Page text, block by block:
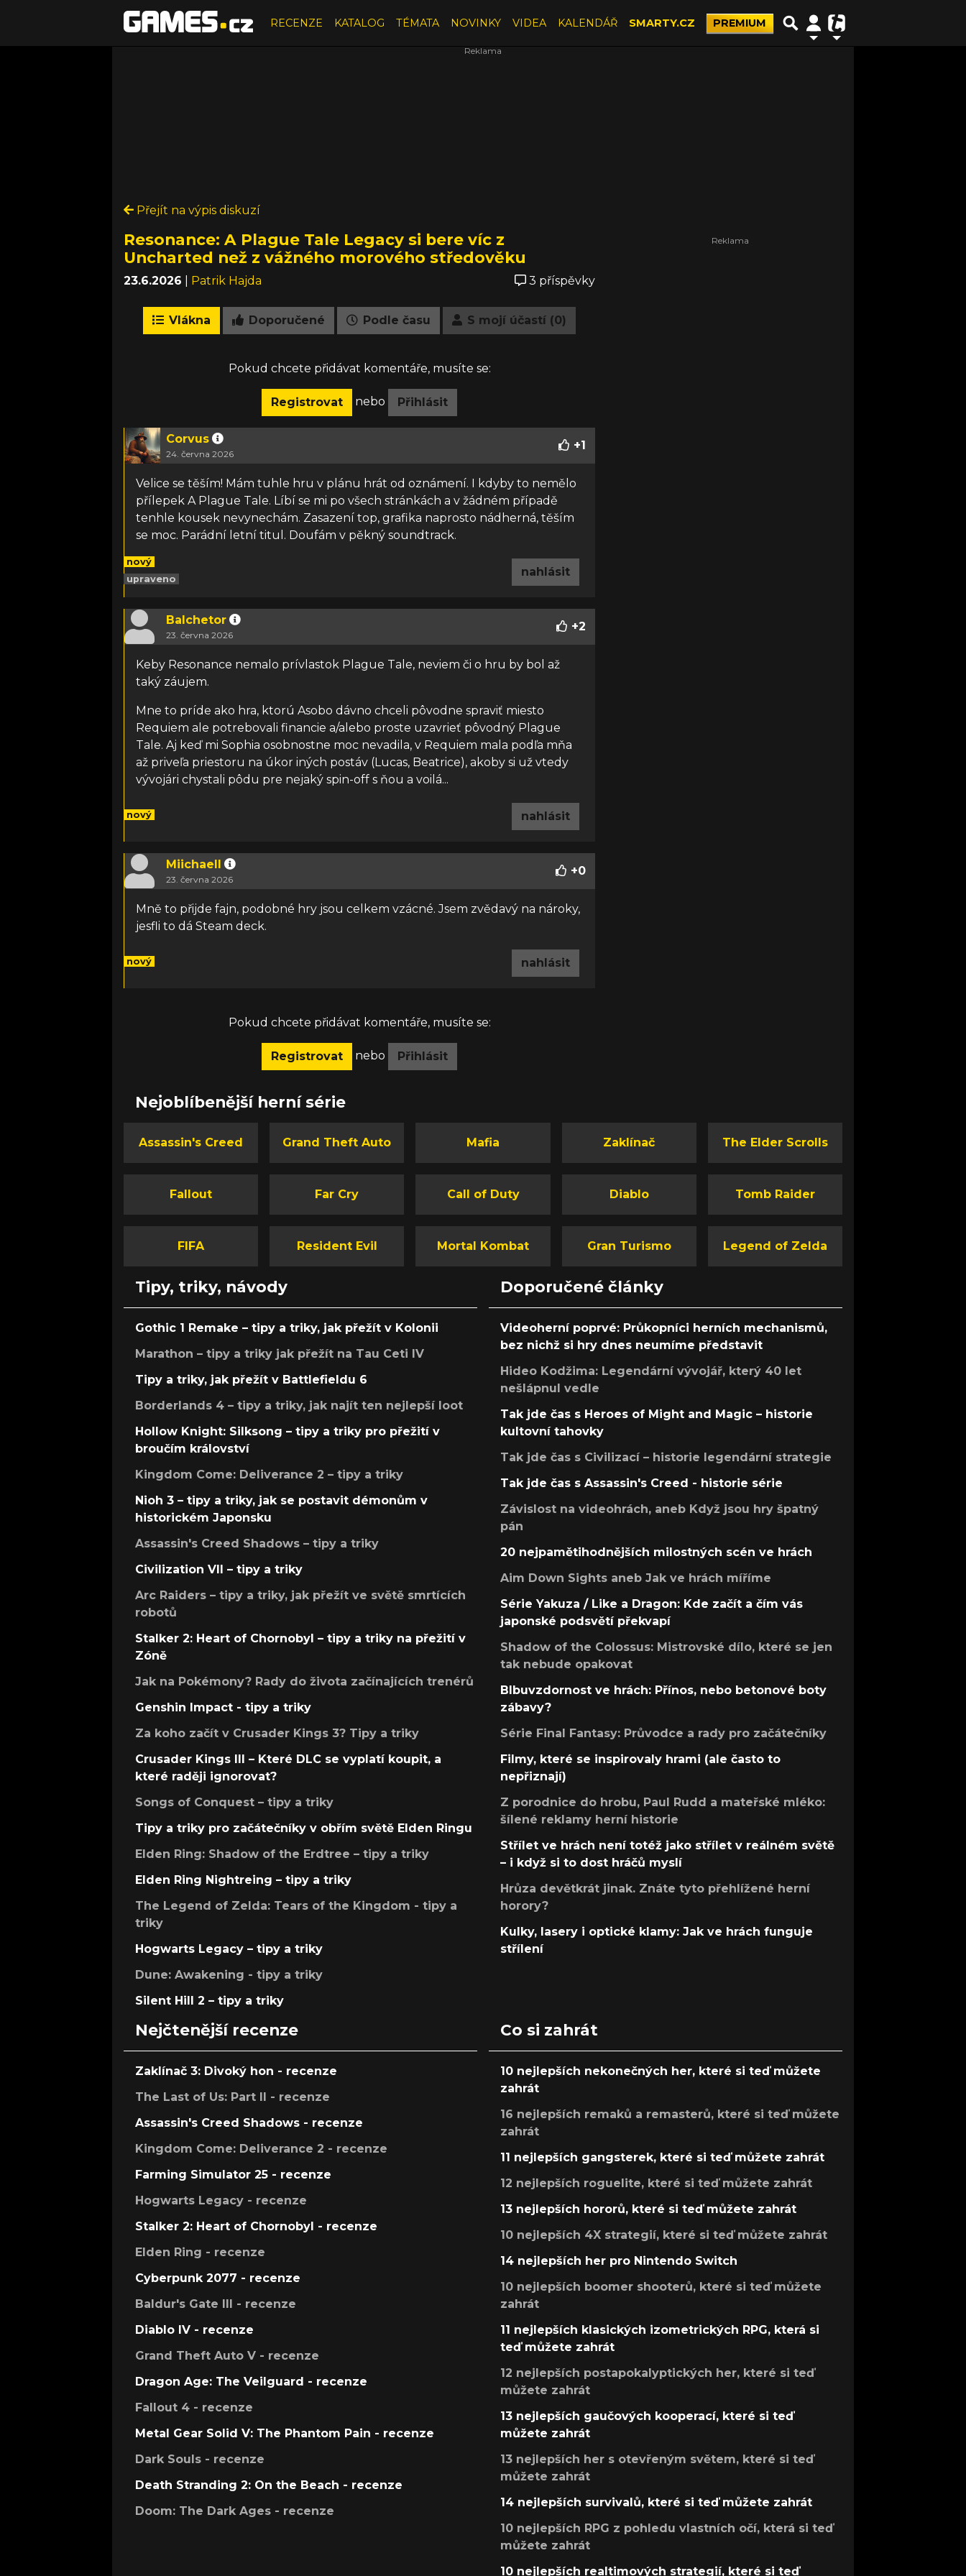
RECENZE KATALOG TÉMATA NOVINKY VIDEA KALENDÁŘ SMARTY.CZ PREMIUM
Přejít na výpis diskuzí
Resonance: A Plague Tale Legacy si bere víc z
Uncharted než z vážného morového středověku
23.6.2026 Patrik Hajda 3 příspěvky
Vlákna Doporučené Podle času S mojí účastí (0)
Pokud chcete přidávat komentáře, musíte se:
Registrovat nebo Přihlásit
Corvus
24. června 2026
+1
Velice se těším! Mám tuhle hru v plánu hrát od oznámení. I kdyby to nemělo
přílepek A Plague Tale. Líbí se mi po všech stránkách a v žádném případě
tenhle kousek nevynechám. Zasazení top, grafika naprosto nádherná, těším
se moc. Parádní letní titul. Doufám v pěkný soundtrack.
nový
upraveno
nahlásit
Balchetor
23. června 2026
+2
Keby Resonance nemalo prívlastok Plague Tale, neviem či o hru by bol až
taký záujem.
Mne to príde ako hra, ktorú Asobo dávno chceli pôvodne spraviť miesto
Requiem ale potrebovali financie a/alebo proste uzavrieť pôvodný Plague
Tale. Aj keď mi Sophia osobnostne moc nevadila, v Requiem mala podľa mňa
až priveľa priestoru na úkor iných postáv (Lucas, Beatrice), akoby si už vtedy
vývojári chystali pôdu pre nejaký spin-off s ňou a voilá...
nový nahlásit
Miichaell
23. června 2026
+0
Mně to přijde fajn, podobné hry jsou celkem vzácné. Jsem zvědavý na nároky,
jesfli to dá Steam deck.
nový nahlásit
Pokud chcete přidávat komentáře, musíte se:
Registrovat nebo Přihlásit
Nejoblíbenější herní série
Assassin's Creed Grand Theft Auto Mafia Zaklínač The Elder Scrolls
Fallout Far Cry Call of Duty Diablo Tomb Raider
FIFA Resident Evil Mortal Kombat Gran Turismo Legend of Zelda
Tipy, triky, návody
Gothic 1 Remake – tipy a triky, jak přežít v Kolonii
Marathon – tipy a triky jak přežít na Tau Ceti IV
Tipy a triky, jak přežít v Battlefieldu 6
Borderlands 4 – tipy a triky, jak najít ten nejlepší loot
Hollow Knight: Silksong – tipy a triky pro přežití v
broučím království
Kingdom Come: Deliverance 2 – tipy a triky
Nioh 3 – tipy a triky, jak se postavit démonům v
historickém Japonsku
Assassin's Creed Shadows – tipy a triky
Civilization VII – tipy a triky
Arc Raiders – tipy a triky, jak přežít ve světě smrtících
robotů
Stalker 2: Heart of Chornobyl – tipy a triky na přežití v
Zóně
Jak na Pokémony? Rady do života začínajících trenérů
Genshin Impact - tipy a triky
Za koho začít v Crusader Kings 3? Tipy a triky
Crusader Kings III – Které DLC se vyplatí koupit, a
které raději ignorovat?
Songs of Conquest – tipy a triky
Tipy a triky pro začátečníky v obřím světě Elden Ringu
Elden Ring: Shadow of the Erdtree – tipy a triky
Elden Ring Nightreing – tipy a triky
The Legend of Zelda: Tears of the Kingdom - tipy a
triky
Hogwarts Legacy – tipy a triky
Dune: Awakening - tipy a triky
Silent Hill 2 – tipy a triky
Doporučené články
Videoherní poprvé: Průkopníci herních mechanismů,
bez nichž si hry dnes neumíme představit
Hideo Kodžima: Legendární vývojář, který 40 let
nešlápnul vedle
Tak jde čas s Heroes of Might and Magic – historie
kultovní tahovky
Tak jde čas s Civilizací – historie legendární strategie
Tak jde čas s Assassin's Creed - historie série
Závislost na videohrách, aneb Když jsou hry špatný
pán
20 nejpamětihodnějších milostných scén ve hrách
Aim Down Sights aneb Jak ve hrách míříme
Série Yakuza / Like a Dragon: Kde začít a čím vás
japonské podsvětí překvapí
Shadow of the Colossus: Mistrovské dílo, které se jen
tak nebude opakovat
Blbuvzdornost ve hrách: Přínos, nebo betonové boty
zábavy?
Série Final Fantasy: Průvodce a rady pro začátečníky
Filmy, které se inspirovaly hrami (ale často to
nepřiznají)
Z porodnice do hrobu, Paul Rudd a mateřské mléko:
šílené reklamy herní historie
Střílet ve hrách není totéž jako střílet v reálném světě
– i když si to dost hráčů myslí
Hrůza devětkrát jinak. Znáte tyto přehlížené herní
horory?
Kulky, lasery i optické klamy: Jak ve hrách funguje
střílení
Nejčtenější recenze
Zaklínač 3: Divoký hon - recenze
The Last of Us: Part II - recenze
Assassin's Creed Shadows - recenze
Kingdom Come: Deliverance 2 - recenze
Farming Simulator 25 - recenze
Hogwarts Legacy - recenze
Stalker 2: Heart of Chornobyl - recenze
Elden Ring - recenze
Cyberpunk 2077 - recenze
Baldur's Gate III - recenze
Diablo IV - recenze
Grand Theft Auto V - recenze
Dragon Age: The Veilguard - recenze
Fallout 4 - recenze
Metal Gear Solid V: The Phantom Pain - recenze
Dark Souls - recenze
Death Stranding 2: On the Beach - recenze
Doom: The Dark Ages - recenze
Co si zahrát
10 nejlepších nekonečných her, které si teď můžete
zahrát
16 nejlepších remaků a remasterů, které si teď můžete
zahrát
11 nejlepších gangsterek, které si teď můžete zahrát
12 nejlepších roguelite, které si teď můžete zahrát
13 nejlepších hororů, které si teď můžete zahrát
10 nejlepších 4X strategií, které si teď můžete zahrát
14 nejlepších her pro Nintendo Switch
10 nejlepších boomer shooterů, které si teď můžete
zahrát
11 nejlepších klasických izometrických RPG, která si
teď můžete zahrát
12 nejlepších postapokalyptických her, které si teď
můžete zahrát
13 nejlepších gaučových kooperací, které si teď
můžete zahrát
13 nejlepších her s otevřeným světem, které si teď
můžete zahrát
14 nejlepších survivalů, které si teď můžete zahrát
10 nejlepších RPG z pohledu vlastních očí, která si teď
můžete zahrát
10 nejlepších realtimových strategií, které si teď